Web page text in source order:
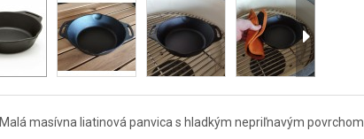
Malá masívna liatinová panvica s hladkým nepriľnavým povrchom